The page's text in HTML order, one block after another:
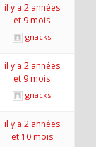
il y a 2 années
et 9 mois
gnacks
il y a 2 années
et 9 mois
gnacks
il y a 2 années
et 10 mois